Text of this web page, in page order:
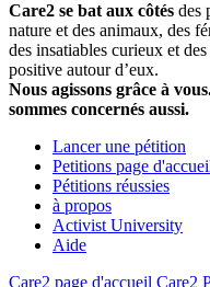
Care2 se bat aux côtés des
nature et des animaux, des
des insatiables curieux et
positive autour d’eux.
Nous agissons grâce à
sommes concernés aussi.
Lancer une pétition
Petitions page
Pétitions réussies
à propos
Activist University
Aide
Care2 page d'accueil Care2